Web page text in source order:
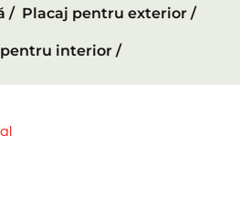
/ Placaj pentru exterior /
interior /